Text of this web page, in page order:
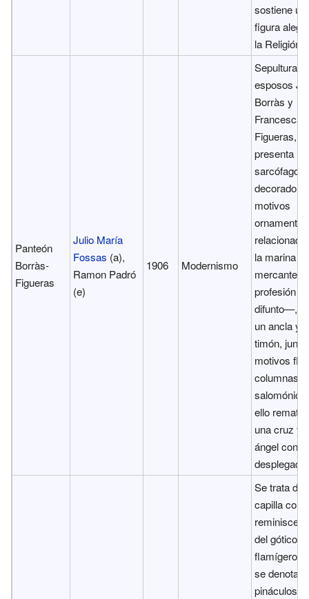
sostiene
figura
la Religión.
Panteón
Borràs-
Figueras
Julio María
Fossas (a),
Ramon Padró
(e)
1906 Modernismo
Sepultura
esposos
Borràs y
Francesca
Figueras,
presenta un
sarcófago
decorado
motivos
la marina
mercante
profesión
difunto—,
un ancla y
timón, junto
motivos
columnas
ello
una cruz y
ángel con
Se trata de
capilla con
del gótico
flamígero,
se denota
pináculos y